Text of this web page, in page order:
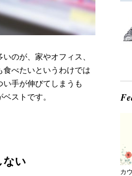
のが、家やオフィス、
べたいというわけでは
手が伸びてしまうも
ストです。
ない
カ